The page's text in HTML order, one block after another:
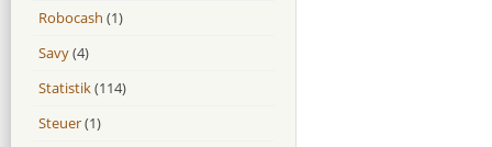
Robocash (1)
Savy(4)
Statistik(114)
Steuer(1)